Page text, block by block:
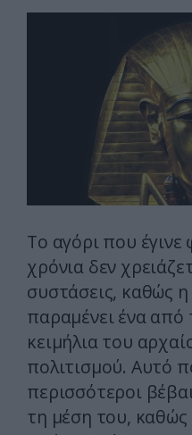
Το αγόρι που
χρόνια δεν
συστάσεις, καθώς
παραμένει ένα
κειμήλια του
πολιτισμού. Αυτό
περισσότεροι
τη μέση του, καθώς